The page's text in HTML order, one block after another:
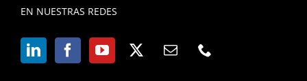
EN NUESTRAS REDES